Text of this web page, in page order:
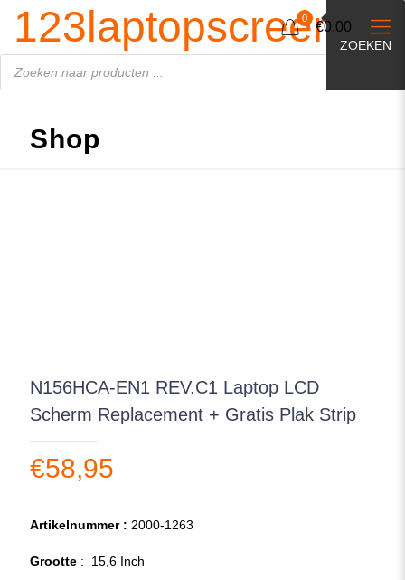
123laptopscreen.nl
zoeken
ZOEKEN
0
€0,00
Shop
N156HCA-EN1 REV.C1 Laptop LCD
Scherm Replacement + Gratis Plak Strip
€58,95
Artikelnummer : 2000-1263
Grootte : 15,6 Inch